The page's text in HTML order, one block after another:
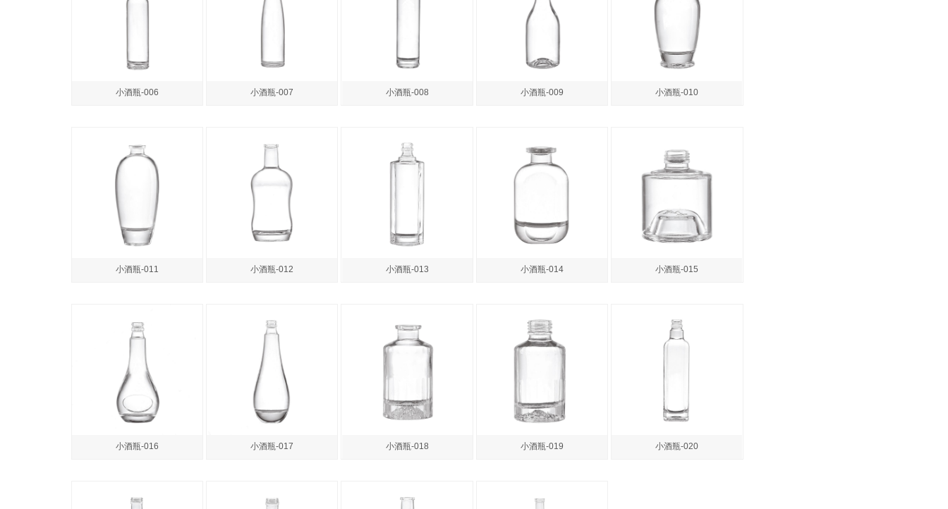
小酒瓶-006 小酒瓶-007 小酒瓶-008 小酒瓶-009 小酒瓶-010
小酒瓶-011 小酒瓶-012 小酒瓶-013 小酒瓶-014 小酒瓶-015
小酒瓶-016 小酒瓶-017 小酒瓶-018 小酒瓶-019 小酒瓶-020